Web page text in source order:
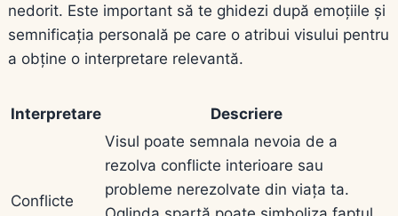
nedorit. Este important să te ghidezi după emoțiile și
semnificația personală pe care o atribui visului pentru
a obține o interpretare relevantă.
Interpretare Descriere
Conflicte
Visul poate semnala nevoia de a
rezolva conflicte interioare sau
probleme nerezolvate din viața ta.